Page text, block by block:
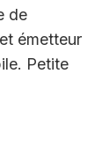
de
émetteur
Petite